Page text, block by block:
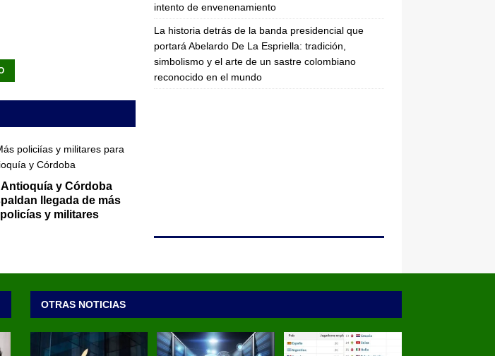
Antioquía y Córdoba
llegada de más
y militares
intento de envenenamiento
La historia detrás de la banda presidencial que
portará Abelardo De La Espriella: tradición,
simbolismo y el arte de un sastre colombiano
reconocido en el mundo
OTRAS NOTICIAS